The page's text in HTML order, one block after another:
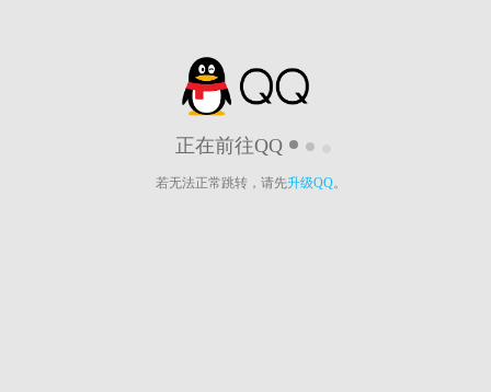
正在前往QQ
若无法正常跳转，请先升级QQ。